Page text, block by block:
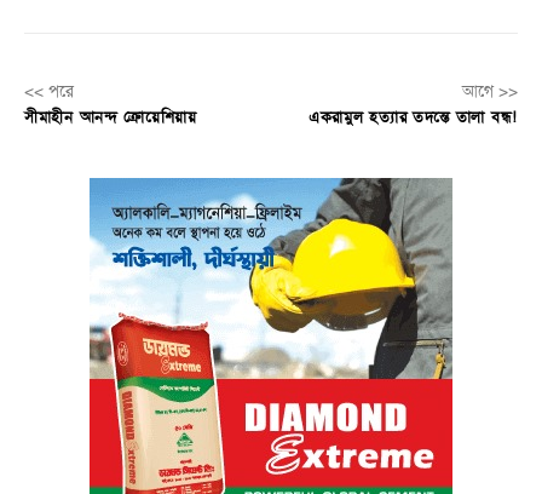
<< পরে
সীমাহীন আনন্দ ক্রোয়েশিয়ায়
আগে >>
একরামুল হত্যার তদন্তে তালা বন্ধ!